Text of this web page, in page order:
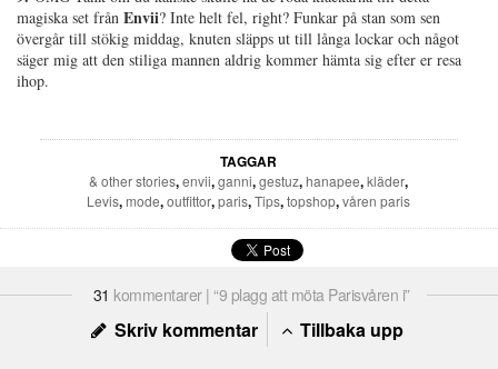
magiska set från Envii? Inte helt fel, right? Funkar på stan som sen
övergår till stökig middag, knuten släpps ut till långa lockar och något
säger mig att den stiliga mannen aldrig kommer hämta sig efter er resa
ihop.
TAGGAR
& other stories,envii,ganni,gestuz,hanapee,kläder,
Levis,mode,outfittor,paris,Tips,topshop,våren paris
31 kommentarer | “9 plagg att möta Parisvåren i”
Skriv kommentar Tillbaka upp